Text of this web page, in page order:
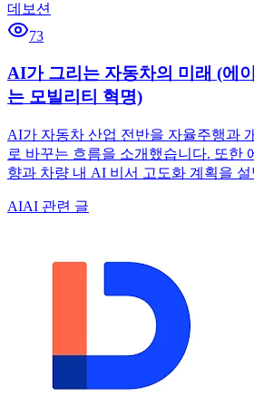
데보션
73
AI가 그리는 자동차의 미래 (에
는 모빌리티 혁명)
AI가 자동차 산업 전반을 자율주행과
로 바꾸는 흐름을 소개했습니다. 또한
향과 차량 내 AI 비서 고도화 계획을
AIAI 관련 글